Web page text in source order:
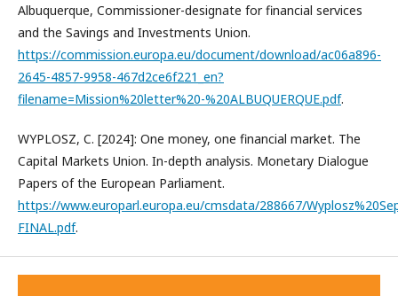
Albuquerque, Commissioner-designate for financial services
and the Savings and Investments Union.
https://commission.europa.eu/document/download/ac06a896-
2645-4857-9958-467d2ce6f221_en?
filename=Mission%20letter%20-%20ALBUQUERQUE.pdf.
WYPLOSZ, C. [2024]: One money, one financial market. The
Capital Markets Union. In-depth analysis. Monetary Dialogue
Papers of the European Parliament.
https://www.europarl.europa.eu/cmsdata/288667/
FINAL.pdf.